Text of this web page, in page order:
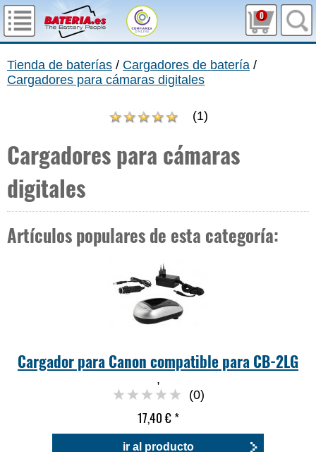
0
Tienda de baterías / Cargadores de batería /
Cargadores para cámaras digitales
(1)
Cargadores para cámaras
digitales
Artículos populares de esta categoría:
Cargador para Canon compatible para CB-2LG
,
(0)
17,40 €*
ir al producto